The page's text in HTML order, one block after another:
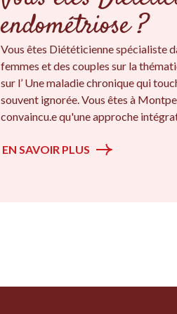
endométriose ?
Vous êtes Diététicienne spécialiste
femmes et des couples sur la
sur l’ Une maladie chronique qui
souvent ignorée. Vous êtes à
convaincu.e qu'une approche
EN SAVOIR PLUS